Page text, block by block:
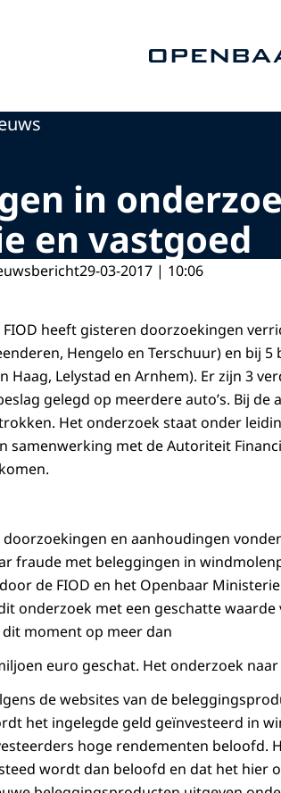
in
en vastgoed
29-03-2017 | 10:06
FIOD heeft gisteren doorzoekingen
Hengelo en Terschuur) en bij
Haag, Lelystad en Arnhem). Er zijn 3
gelegd op meerdere auto’s. Bij de
Het onderzoek staat onder
samenwerking met de Autoriteit
doorzoekingen en aanhoudingen
fraude met beleggingen in
de FIOD en het Openbaar
onderzoek met een geschatte
moment op meer dan
euro geschat. Het onderzoek
de websites van de
het ingelegde geld geïnvesteerd in
hoge rendementen beloofd.
wordt dan beloofd en dat het hier